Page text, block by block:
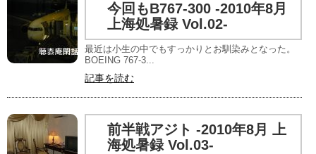
今回もB767-300 -2010年8月
上海処暑録 Vol.02-
最近は小生の中でもすっかりとお馴染みとなった。
BOEING 767-3...
記事を読む
前半戦アジト -2010年8月 上
海処暑録 Vol.03-